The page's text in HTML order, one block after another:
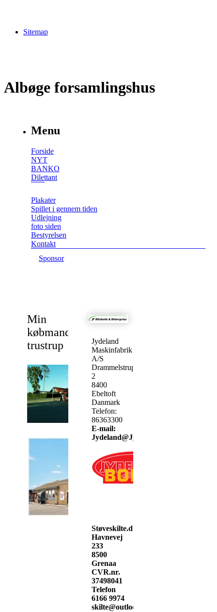
Sitemap
Albøge forsamlingshus
Menu
Forside
NYT
BANKO
Dilettant
Plakater
Spillet i gennem tiden
Udlejning
foto siden
Bestyrelsen
Kontakt
Sponsor
Min
købmand
trustrup
Jydeland
Maskinfabrik
A/S
Drammelstrupvej
2
8400
Ebeltoft
Danmark
Telefon:
86363300
E-mail:
Jydeland@Jydeland.dk
Støveskilte.dk
Havnevej
233
8500
Grenaa
CVR.nr.
37498041
Telefon
6166 9974
skilte@outlook.dk